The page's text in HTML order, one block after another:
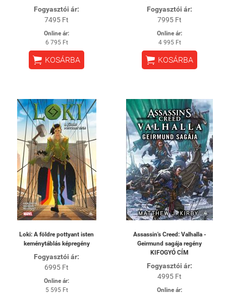
Fogyasztói ár:
7495 Ft
Online ár:
6 795 Ft
 KOSÁRBA
Fogyasztói ár:
7995 Ft
Online ár:
4 995 Ft
 KOSÁRBA
Loki: A földre pottyant isten
keménytáblás képregény
Fogyasztói ár:
6995 Ft
Online ár:
5 595 Ft
Assassin's Creed: Valhalla -
Geirmund sagája regény
KIFOGYÓ CÍM
Fogyasztói ár:
4995 Ft
Online ár: